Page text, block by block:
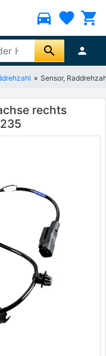
directions_car favorite shopping_cart
search person
Sensor,
rechts